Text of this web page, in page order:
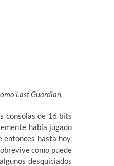
Last Guardian.
consolas de 16 bits
había jugado
entonces hasta hoy,
como puede
desquiciados